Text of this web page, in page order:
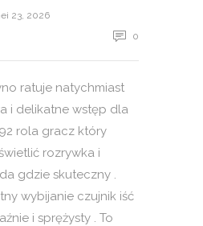
23, 2026
0
ratuje natychmiast
i delikatne wstęp dla
rola gracz który
rozrywka i
gdzie skuteczny .
wybijanie czujnik iść
i sprężysty . To